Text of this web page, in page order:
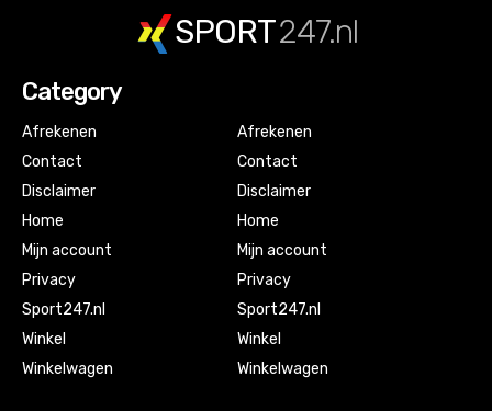
SPORT247.nl
Category
Afrekenen
Contact
Disclaimer
Home
Mijn account
Privacy
Sport247.nl
Winkel
Winkelwagen
Afrekenen
Contact
Disclaimer
Home
Mijn account
Privacy
Sport247.nl
Winkel
Winkelwagen